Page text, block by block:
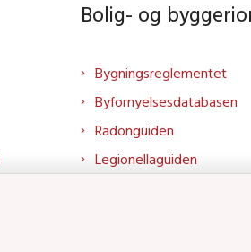
Bolig- og
Bygningsreglementet
Byfornyelsesdatabasen
Radonguiden
Legionellaguiden